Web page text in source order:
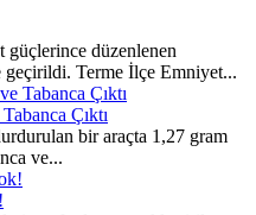
güçlerince düzenlenen
geçirildi. Terme İlçe Emniyet...
Çıktı
bir araçta 1,27 gram
ve...